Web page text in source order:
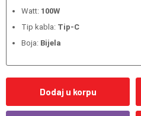
Watt: 100W
Tip kabla: Tip-C
Boja: Bijela
Dodaj u korpu